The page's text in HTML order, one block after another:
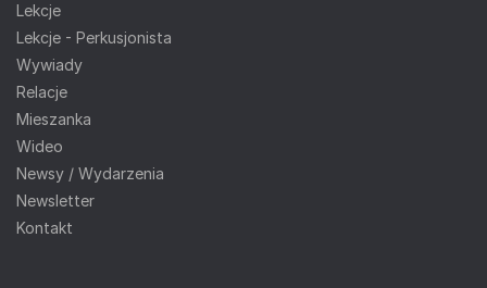
Lekcje
Lekcje - Perkusjonista
Wywiady
Relacje
Mieszanka
Wideo
Newsy / Wydarzenia
Newsletter
Kontakt